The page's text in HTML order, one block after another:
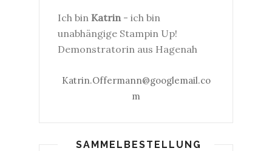
Ich bin Katrin- ich bin
unabhängige Stampin Up!
Demonstratorin aus Hagenah
Katrin.Offermann@googlemail.co
m
SAMMELBESTELLUNG